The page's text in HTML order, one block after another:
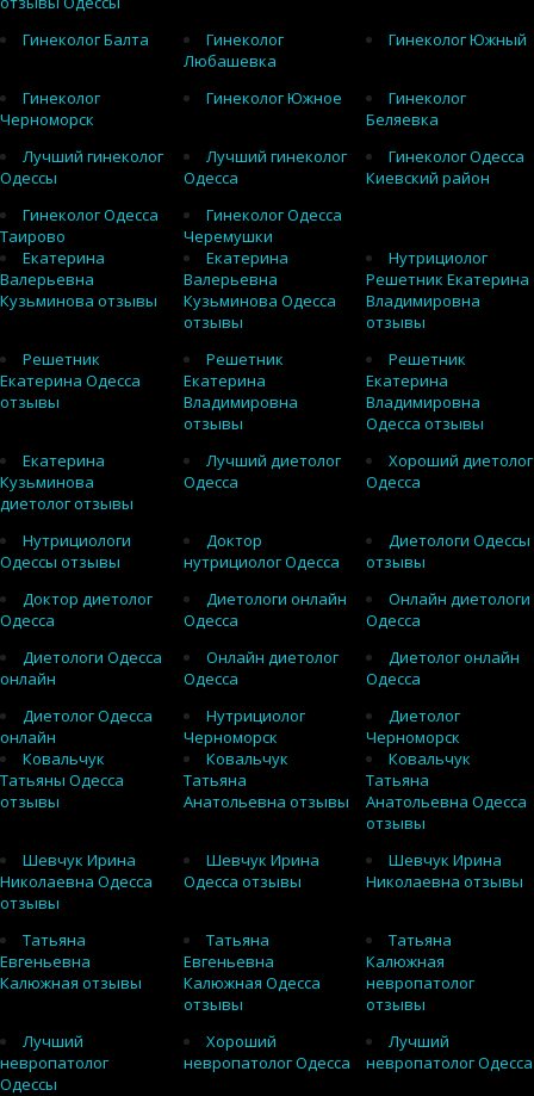
Гинеколог Балта
Гинеколог
Любашевка
Гинеколог Южный
Гинеколог
Черноморск
Гинеколог Южное
Гинеколог
Беляевка
Лучший гинеколог
Одессы
Лучший гинеколог
Одесса
Гинеколог Одесса
Киевский район
Гинеколог Одесса
Таирово
Гинеколог Одесса
Черемушки
Екатерина
Валерьевна
Кузьминова отзывы
Екатерина
Валерьевна
Кузьминова Одесса
отзывы
Нутрициолог
Решетник Екатерина
Владимировна
отзывы
Решетник
Екатерина Одесса
отзывы
Решетник
Екатерина
Владимировна
отзывы
Решетник
Екатерина
Владимировна
Одесса отзывы
Екатерина
Кузьминова
диетолог отзывы
Лучший диетолог
Одесса
Хороший диетолог
Одесса
Нутрициологи
Одессы отзывы
Доктор
нутрициолог Одесса
Диетологи Одессы
отзывы
Доктор диетолог
Одесса
Диетологи онлайн
Одесса
Онлайн диетологи
Одесса
Диетологи Одесса
онлайн
Онлайн диетолог
Одесса
Диетолог онлайн
Одесса
Диетолог Одесса
онлайн
Нутрициолог
Черноморск
Диетолог
Черноморск
Ковальчук
Татьяны Одесса
отзывы
Ковальчук
Татьяна
Анатольевна отзывы
Ковальчук
Татьяна
Анатольевна Одесса
отзывы
Шевчук Ирина
Николаевна Одесса
отзывы
Шевчук Ирина
Одесса отзывы
Шевчук Ирина
Николаевна отзывы
Татьяна
Евгеньевна
Калюжная отзывы
Татьяна
Евгеньевна
Калюжная Одесса
отзывы
Татьяна
Калюжная
невропатолог
отзывы
Лучший
невропатолог
Одессы
Хороший
невропатолог Одесса
Лучший
невропатолог Одесса